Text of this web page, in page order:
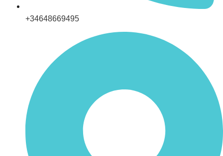
+34648669495